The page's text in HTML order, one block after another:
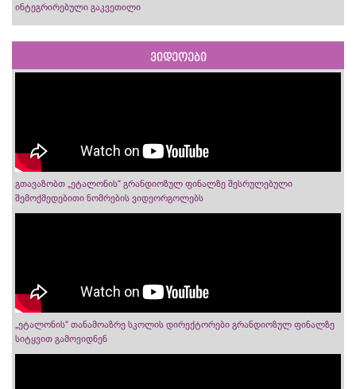
ინტეგრირებული გაკვეთილი
ვიდეოები
გთავაზობთ „ეტალონის“ გრანდიოზულ ფინალზე შესრულებული
შემოქმედებითი ნომრების ვიდეორგოლებს
„ეტალონის“ თანამოაზრე სკოლის დირექტორები გრანდიოზულ ფინალზე
სიტყვით გამოვიდნენ